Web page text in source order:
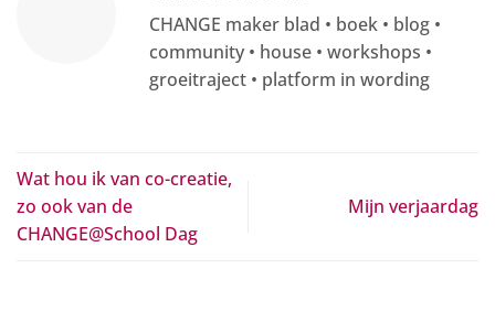
CHANGE maker blad • boek • blog •
community • house • workshops •
groeitraject • platform in wording
Wat hou ik van co-creatie,
zo ook van de
CHANGE@School Dag
Mijn verjaardag